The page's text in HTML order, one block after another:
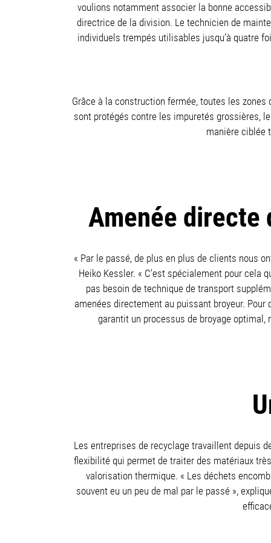
voulions notamment associer la bonne
directrice de la division. Le technicien de
individuels trempés utilisables jusqu’à quatre
Grâce à la construction fermée, toutes les
sont protégés contre les impuretés grossières,
manière ciblée
Amenée directe
« Par le passé, de plus en plus de clients nous
Heiko Kessler. « C’est spécialement pour cela
pas besoin de technique de transport
amenées directement au puissant broyeur.
garantit un processus de broyage
Les entreprises de recyclage travaillent depuis
flexibilité qui permet de traiter des matériaux
valorisation thermique. « Les déchets
souvent eu un peu de mal par le passé »,